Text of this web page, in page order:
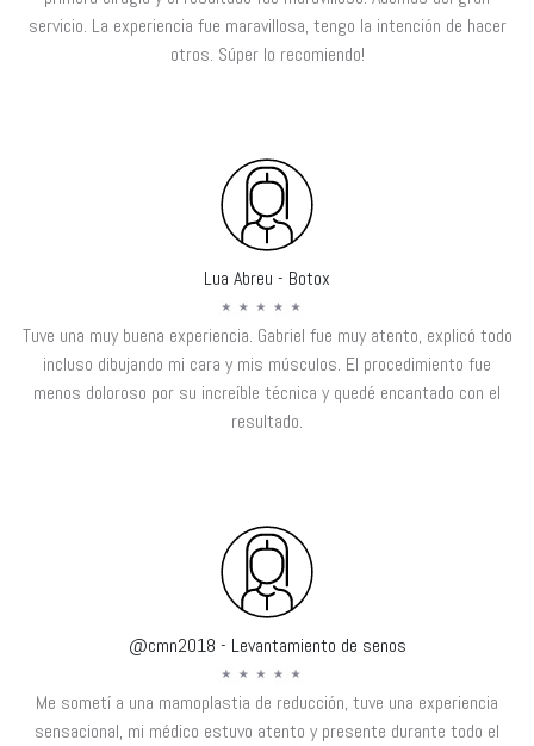
servicio. La experiencia fue maravillosa, tengo la intención de hacer
otros. Súper lo recomiendo!
Lua Abreu - Botox
Tuve una muy buena experiencia. Gabriel fue muy atento, explicó todo
incluso dibujando mi cara y mis músculos. El procedimiento fue
menos doloroso por su increíble técnica y quedé encantado con el
resultado.
@cmn2018 - Levantamiento de senos
Me sometí a una mamoplastia de reducción, tuve una experiencia
sensacional, mi médico estuvo atento y presente durante todo el